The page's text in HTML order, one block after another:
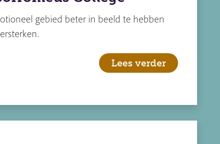
gebied beter in beeld te hebben
Lees verder